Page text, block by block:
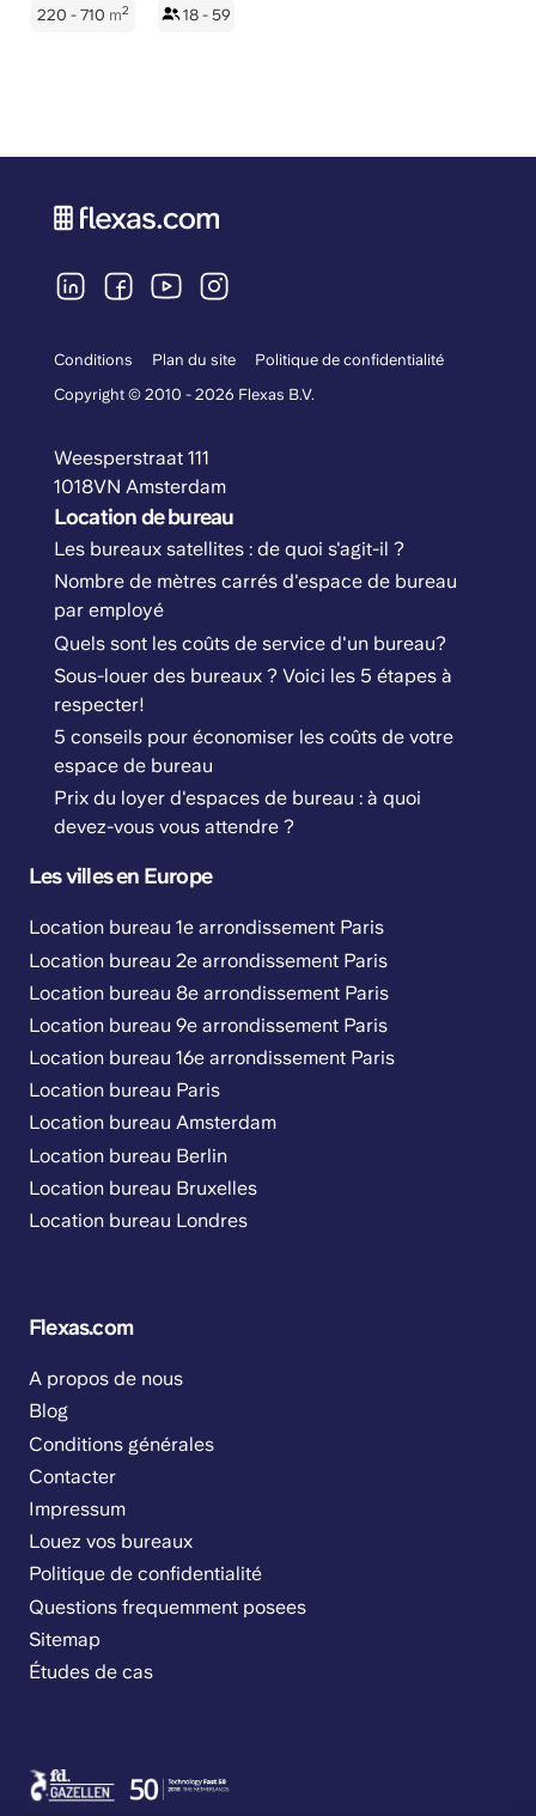
220 - 710 m2 18 - 59
Conditions Plan du site
Politique de confidentialité
Copyright © 2010 - 2026 Flexas B.V.
Weesperstraat 111
1018VN Amsterdam
Location de bureau
Les bureaux satellites : de quoi s'agit-il ?
Nombre de mètres carrés d'espace de bureau
par employé
Quels sont les coûts de service d'un bureau?
Sous-louer des bureaux ? Voici les 5 étapes à
respecter!
5 conseils pour économiser les coûts de votre
espace de bureau
Prix du loyer d'espaces de bureau : à quoi
devez-vous vous attendre ?
Les villes en Europe
Location bureau 1e arrondissement Paris
Location bureau 2e arrondissement Paris
Location bureau 8e arrondissement Paris
Location bureau 9e arrondissement Paris
Location bureau 16e arrondissement Paris
Location bureau Paris
Location bureau Amsterdam
Location bureau Berlin
Location bureau Bruxelles
Location bureau Londres
Flexas.com
A propos de nous
Blog
Conditions générales
Contacter
Impressum
Louez vos bureaux
Politique de confidentialité
Questions frequemment posees
Sitemap
Études de cas